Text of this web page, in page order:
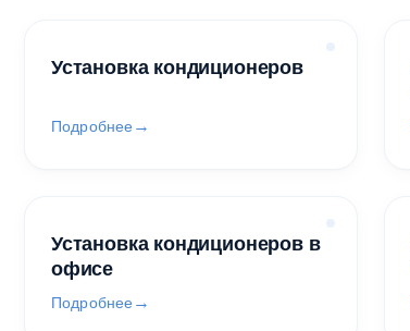
Установка кондиционеров
Подробнее
Установка кондиционеров в
офисе
Подробнее